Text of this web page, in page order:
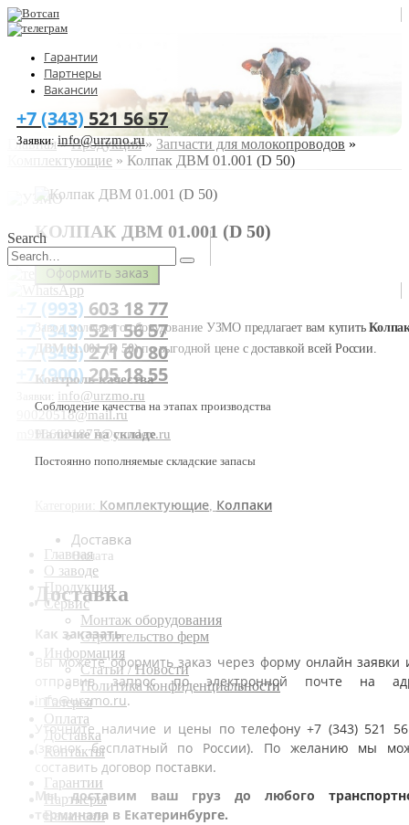
Гарантии
Партнеры
Вакансии
+7 (343) 521 56 57
Заявки:info@urzmo.ru
Search
+7 (993) 603 18 77
+7 (343)521 56 57
+7 (343)271 60 80
+7 (900)205 18 55
Заявки:
info@urzmo.ru
90020518@mail.ru
m9936031877@yandex.ru
Главная
О заводе
Продукция
Сервис
Монтаж оборудования
Строительство ферм
Информация
Статьи / Новости
Политика конфиденциальности
Галерея
Оплата
Доставка
Контакты
Гарантии
Партнеры
Вакансии
Главная»Продукция» Запчасти для молокопроводов »
Комплектующие » Колпак ДВМ 01.001 (D 50)
КОЛПАК ДВМ 01.001 (D 50)
Оформить заказ
Завод молочного оборудование УЗМО предлагает вам купить
ДВМ 01.001 (D 50)по выгодной цене с доставкой всей России.
Контроль качества
Соблюдение качества на этапах производства
Наличие на складе
Постоянно пополняемые складские запасы
Категории: Комплектующие Колпаки
Доставка
Оплата
Доставка
Как заказать
Вы можете оформить заказ через форму онлайн заявки
отправив запрос по электронной почте на
info@urzmo.ru.
Уточните наличие и цены по телефону +7 (343) 521
(звонок бесплатный по России). По желанию мы
составить договор поставки.
Мы доставим ваш груз до любого
терминала в Екатеринбурге.